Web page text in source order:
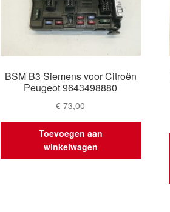
BSM B3 Siemens voor Citroën
Peugeot 9643498880
€ 73,00
Toevoegen aan
winkelwagen